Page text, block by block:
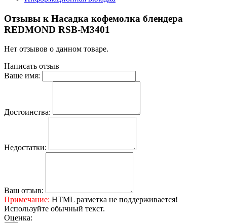
Отзывы к Насадка кофемолка блендера
REDMOND RSB-M3401
Нет отзывов о данном товаре.
Написать отзыв
Ваше имя:
Достоинства:
Недостатки:
Ваш отзыв:
Примечание: HTML разметка не поддерживается!
Используйте обычный текст.
Оценка: